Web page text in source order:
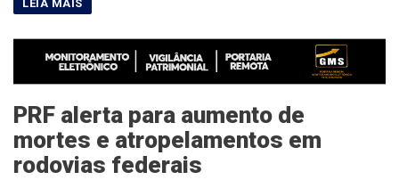
PRF alerta para aumento de
mortes e atropelamentos em
rodovias federais